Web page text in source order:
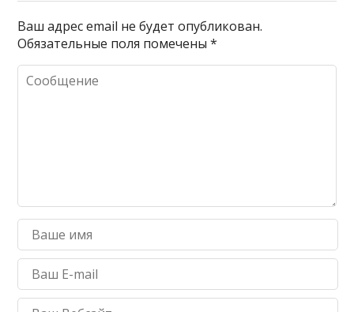
Ваш адрес email не будет опубликован.
Обязательные поля помечены*